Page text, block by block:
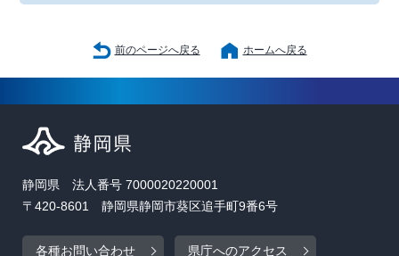
前のページへ戻る ホームへ戻る
静岡県 法人番号 7000020220001
〒420-8601 静岡県静岡市葵区追手町9番6号
各種お問い合わせ 県庁へのアクセス